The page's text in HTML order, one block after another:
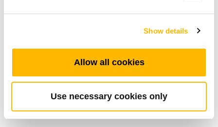
Show details
Allow all cookies
Use necessary cookies only
산업분야
TGM시리스(TGM1~4)는 사무환경 분야 전동 높
낮이 책상을 주 적용으로 설계된 제품입니다. 웜
기어, 컨트롤 박스, 핸드셋 및 스핀들, 외부 리미
낮이 책상 디자인으로 사무실 환경을 개선 해 보
시기 바랍니다.